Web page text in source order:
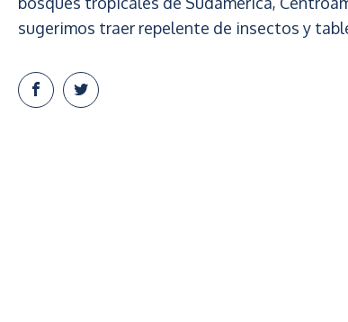
sugerimos traer repelente de insectos y